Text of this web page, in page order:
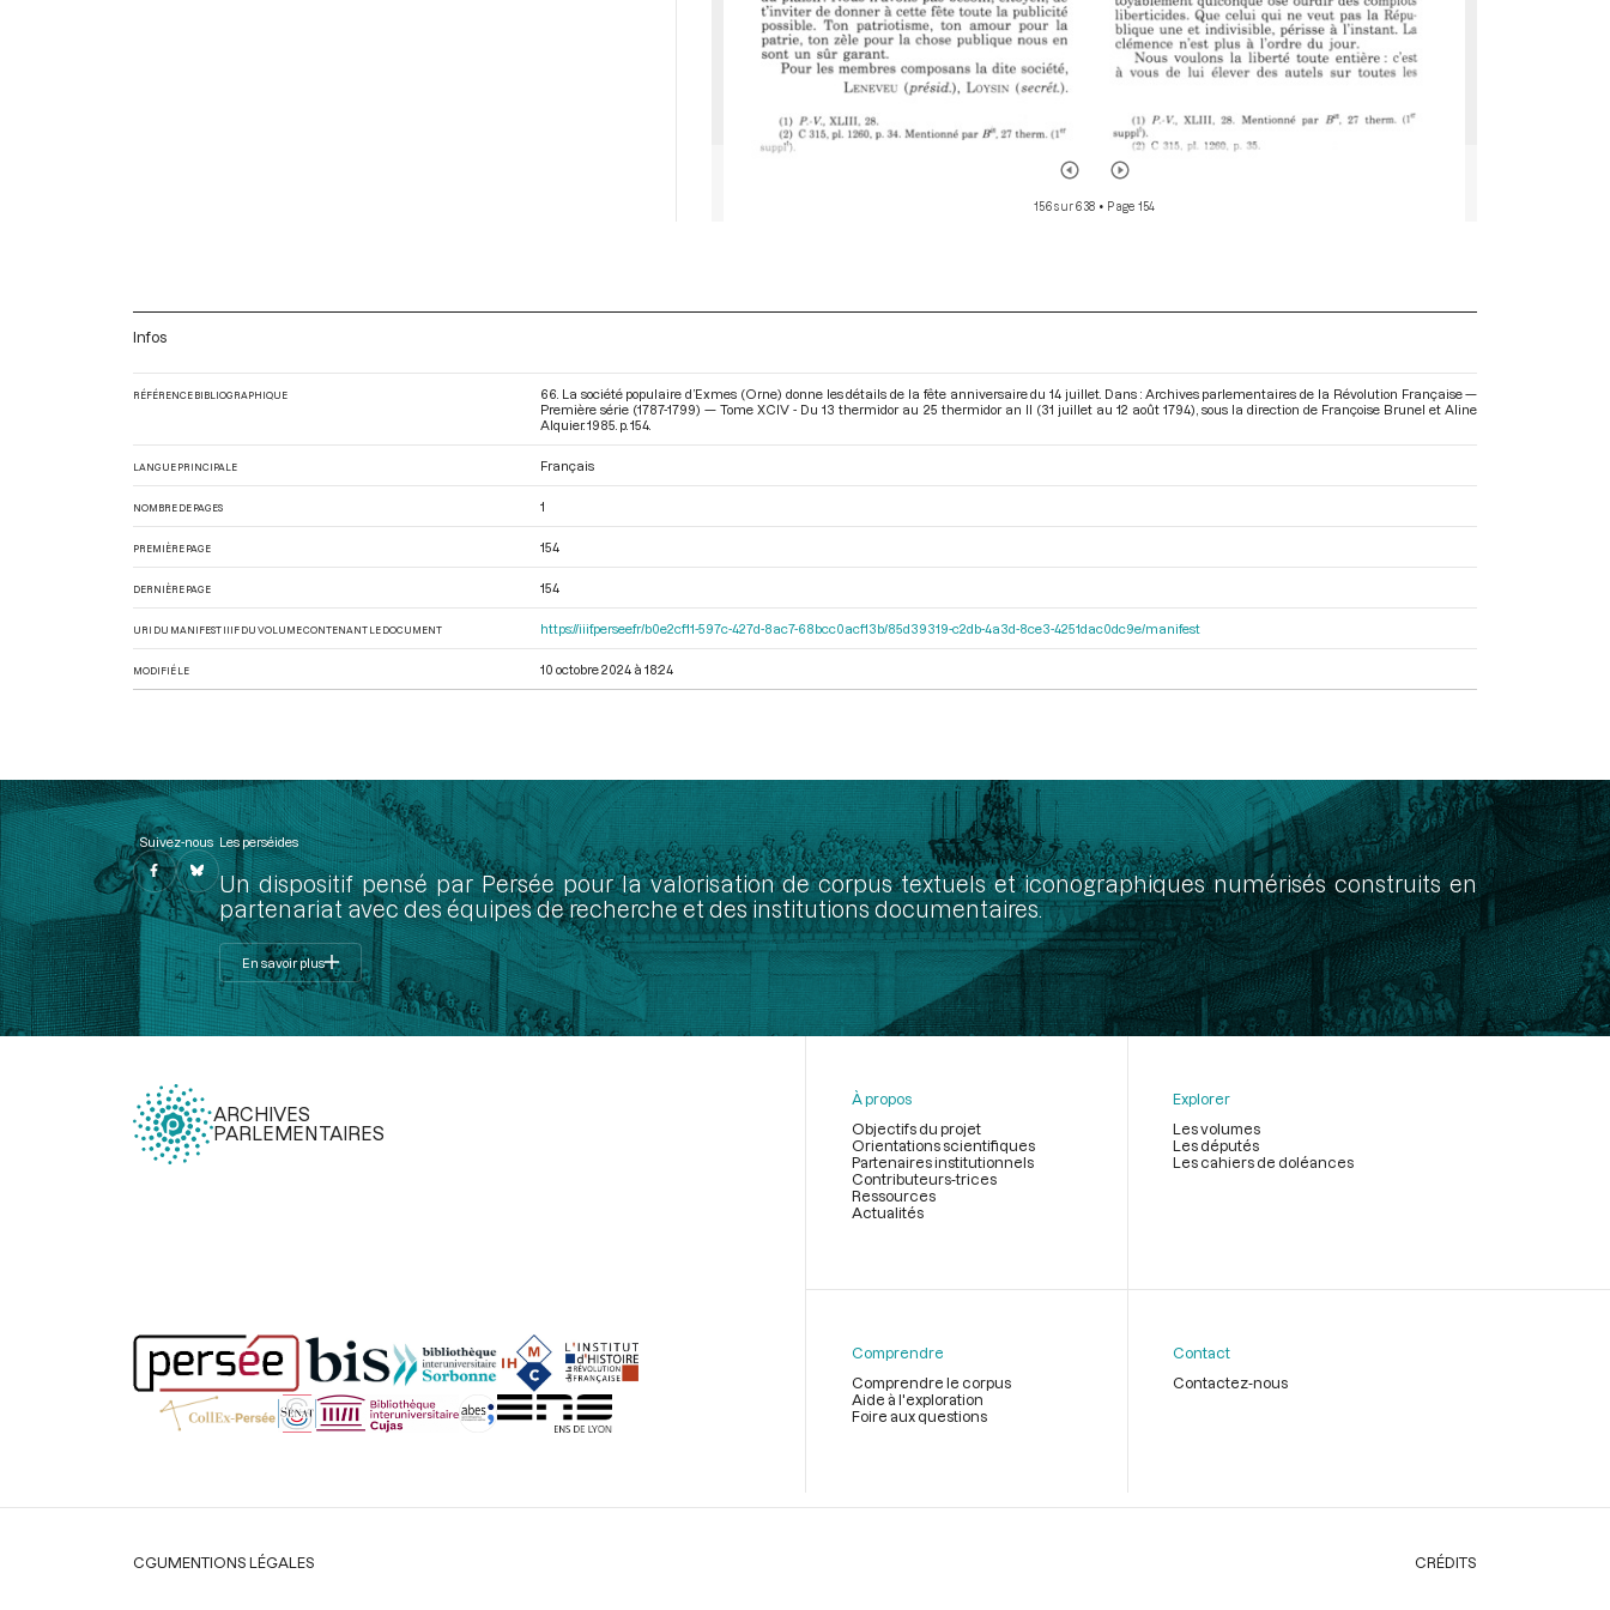
156 sur 638 • Page 154
Infos
RÉFÉRENCE BIBLIOGRAPHIQUE
66. La société populaire d’Exmes (Orne) donne les détails de la fête anniversaire du 14 juillet. Dans : Archives parlementaires de la Révolution Française —
Première série (1787-1799) — Tome XCIV - Du 13 thermidor au 25 thermidor an II (31 juillet au 12 août 1794) , sous la direction de Françoise Brunel et Aline
Alquier. 1985. p. 154.
LANGUE PRINCIPALE Français
NOMBRE DE PAGES 1
PREMIÈRE PAGE 154
DERNIÈRE PAGE 154
URI DU MANIFEST IIIF DU VOLUME CONTENANT LE DOCUMENT https://iiif.persee.fr/b0e2cf11-597c-427d-8ac7-68bcc0acf13b/85d39319-c2db-4a3d-8ce3-4251dac0dc9e/manifest
MODIFIÉ LE 10 octobre 2024 à 18:24
Suivez-nous Les perséides
Un dispositif pensé par Persée pour la valorisation de corpus textuels et iconographiques numérisés construits en
partenariat avec des équipes de recherche et des institutions documentaires.
En savoir plus
ARCHIVES
PARLEMENTAIRES
page
À propos
Objectifs du projet
Orientations scientifiques
Partenaires institutionnels
Contributeurs-trices
Ressources
Actualités
Explorer
Les volumes
Les députés
Les cahiers de doléances
Comprendre
Comprendre le corpus
Aide à l'exploration
Foire aux questions
Contact
Contactez-nous
Légal
CGUMENTIONS LÉGALES CRÉDITS